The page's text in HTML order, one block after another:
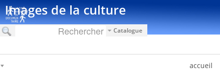
Images de la culture
Catalogue
accueil